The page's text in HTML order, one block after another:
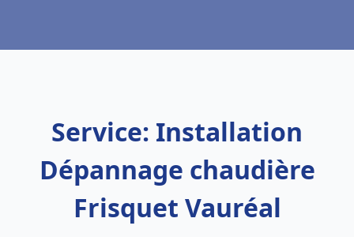
Service: Installation
Dépannage chaudière
Frisquet Vauréal